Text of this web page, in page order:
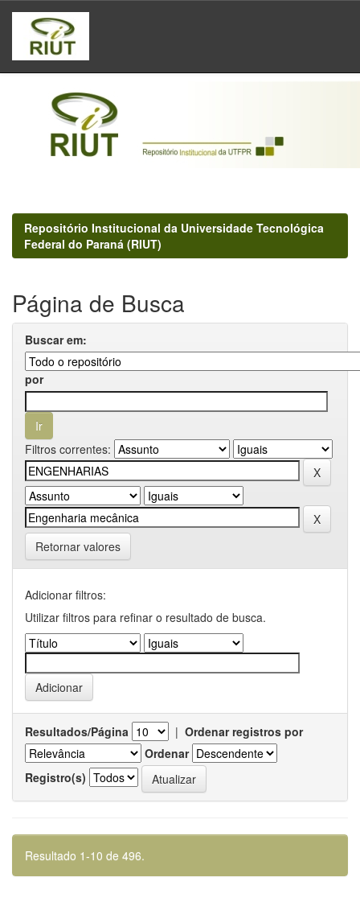
Skip
navigation
Repositório Institucional da Universidade Tecnológica
Federal do Paraná (RIUT)
Página de Busca
Buscar em:
por
Filtros correntes:
Retornar valores
Adicionar filtros:
Utilizar filtros para refinar o resultado de busca.
Resultados/Página | Ordenar registros por
Ordenar
Registro(s)
Resultado 1-10 de 496.